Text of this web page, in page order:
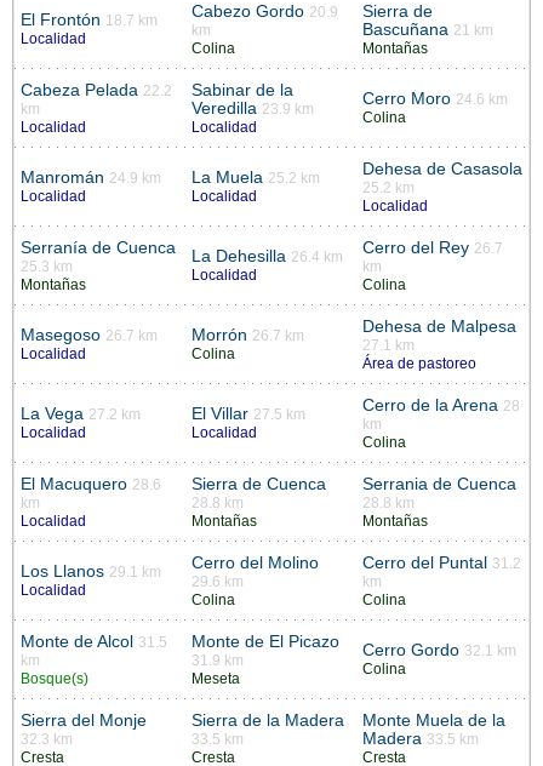
El Frontón 18.7 km
Localidad
Cabezo Gordo 20.9
km
Colina
Sierra de
Bascuñana 21 km
Montañas
Cabeza Pelada 22.2
km
Localidad
Sabinar de la
Veredilla 23.9 km
Localidad
Cerro Moro 24.6 km
Colina
Manromán 24.9 km
Localidad
La Muela 25.2 km
Localidad
Dehesa de Casasola
25.2 km
Localidad
Serranía de Cuenca
25.3 km
Montañas
La Dehesilla 26.4 km
Localidad
Cerro del Rey 26.7
km
Colina
Masegoso 26.7 km
Localidad
Morrón 26.7 km
Colina
Dehesa de Malpesa
27.1 km
Área de pastoreo
La Vega 27.2 km
Localidad
El Villar 27.5 km
Localidad
Cerro de la Arena 28
km
Colina
El Macuquero 28.6
km
Localidad
Sierra de Cuenca
28.8 km
Montañas
Serrania de Cuenca
28.8 km
Montañas
Los Llanos 29.1 km
Localidad
Cerro del Molino
29.6 km
Colina
Cerro del Puntal
31.2
km
Colina
Monte de Alcol
31.5
km
Bosque(s)
Monte de El Picazo
31.9 km
Meseta
Cerro Gordo 32.1 km
Colina
Sierra del Monje
32.3 km
Cresta
Sierra de la Madera
33.5 km
Cresta
Monte Muela de la
Madera 33.5 km
Cresta